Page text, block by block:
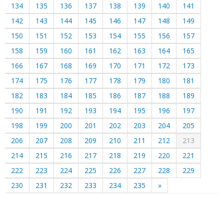
134
135 136 137 138 139 140
141
142
143 144 145 146 147 148
149
150
151 152 153 154 155 156
157
158
159 160 161 162 163 164
165
166
167 168 169 170 171 172
173
174
175 176 177 178 179 180
181
182
183 184 185 186 187 188
189
190
191 192 193 194 195 196
197
198
199 200 201 202 203 204
205
206
207 208 209 210 211 212
213
214
215 216 217 218 219 220
221
222
223 224 225 226 227 228
229
230
231 232 233 234 235 »